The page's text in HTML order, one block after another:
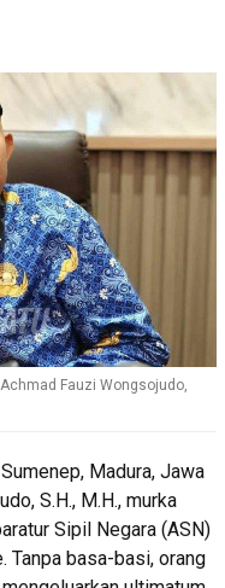
Achmad Fauzi Wongsojudo,
Sumenep, Madura, Jawa
S.H., M.H., murka
Sipil Negara (ASN)
Tanpa basa-basi, orang